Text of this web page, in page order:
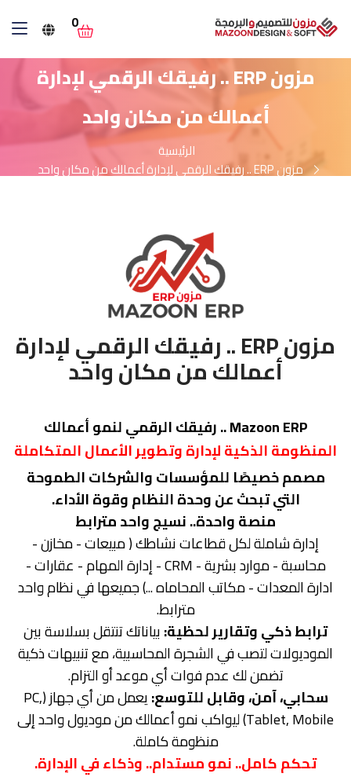
0
مزون ERP .. رفيقك الرقمي لإدارة
أعمالك من مكان واحد
الرئيسية
مزون ERP .. رفيقك الرقمي لإدارة أعمالك من مكان واحد
مزون ERP .. رفيقك الرقمي لإدارة
أعمالك من مكان واحد
Mazoon ERP .. رفيقك الرقمي لنمو أعمالك
المنظومة الذكية لإدارة وتطوير الأعمال المتكاملة
مصمم خصيصًا للمؤسسات والشركات الطموحة
التي تبحث عن وحدة النظام وقوة الأداء.
منصة واحدة.. نسيج واحد مترابط
إدارة شاملة لكل قطاعات نشاطك ( مبيعات - مخازن -
محاسبة - موارد بشرية - CRM - إدارة المهام - عقارات -
ادارة المعدات - مكاتب المحاماه ...) جميعها في نظام واحد
مترابط.
ترابط ذكي وتقارير لحظية:بياناتك تنتقل بسلاسة بين
الموديولات لتصب في الشجرة المحاسبية، مع تنبيهات ذكية
تضمن لك عدم فوات أي موعد أو التزام.
سحابي، آمن، وقابل للتوسع:
يعمل من أي جهاز (PC,
Tablet, Mobile) ليواكب نمو أعمالك من موديول واحد إلى
منظومة كاملة.
تحكم كامل.. نمو مستدام.. وذكاء في الإدارة.